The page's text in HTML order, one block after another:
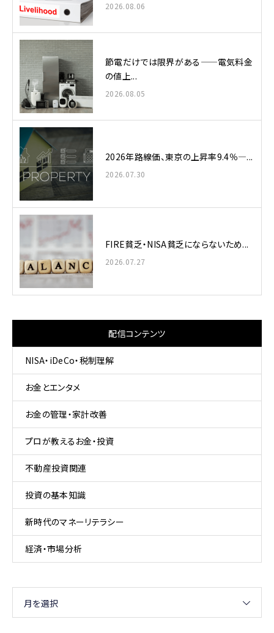
2026.08.06
節電だけでは限界がある——電気料金
の値上...
2026.08.05
2026年路線価、東京の上昇率9.4％—...
2026.07.30
FIRE貧乏・NISA貧乏にならないため...
2026.07.27
配信コンテンツ
NISA・iDeCo・税制理解
お金とエンタメ
お金の管理・家計改善
プロが教えるお金・投資
不動産投資関連
投資の基本知識
新時代のマネーリテラシー
経済・市場分析
月を選択